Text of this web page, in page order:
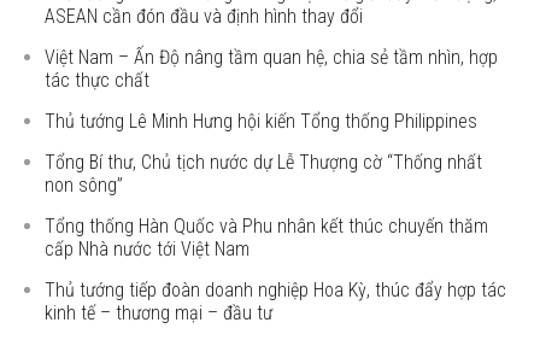
ASEAN cần đón đầu và định hình thay đổi
Việt Nam – Ấn Độ nâng tầm quan hệ, chia sẻ tầm nhìn, hợp
tác thực chất
Thủ tướng Lê Minh Hưng hội kiến Tổng thống Philippines
Tổng Bí thư, Chủ tịch nước dự Lễ Thượng cờ “Thống nhất
non sông”
Tổng thống Hàn Quốc và Phu nhân kết thúc chuyến thăm
cấp Nhà nước tới Việt Nam
Thủ tướng tiếp đoàn doanh nghiệp Hoa Kỳ, thúc đẩy hợp tác
kinh tế – thương mại – đầu tư